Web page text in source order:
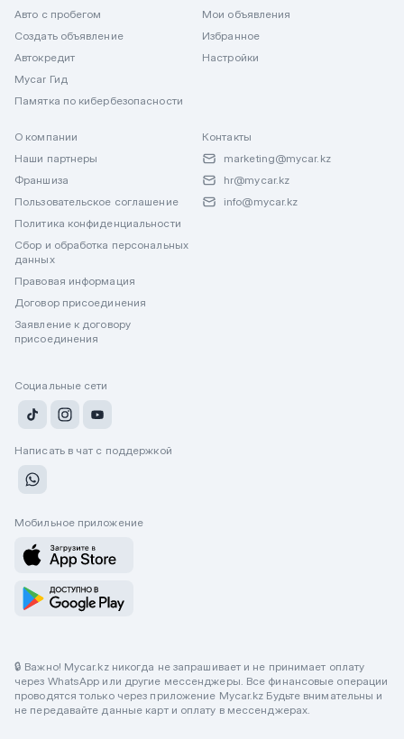
Авто с пробегом
Создать объявление
Автокредит
Mycar Гид
Памятка по кибербезопасности
Мои объявления
Избранное
Настройки
О компании
Наши партнеры
Франшиза
Пользовательское соглашение
Политика конфиденциальности
Сбор и обработка персональных
данных
Правовая информация
Договор присоединения
Заявление к договору
присоединения
Контакты
marketing@mycar.kz
hr@mycar.kz
info@mycar.kz
Социальные сети
Написать в чат с поддержкой
Мобильное приложение
🔒 Важно! Mycar.kz никогда не запрашивает и не принимает оплату
через WhatsApp или другие мессенджеры. Все финансовые операции
проводятся только через приложение Mycar.kz Будьте внимательны и
не передавайте данные карт и оплату в мессенджерах.